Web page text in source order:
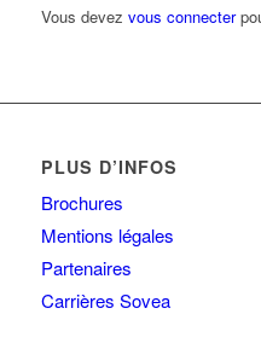
Vous devez vous connecter
PLUS D’INFOS
Brochures
Mentions légales
Partenaires
Carrières Sovea